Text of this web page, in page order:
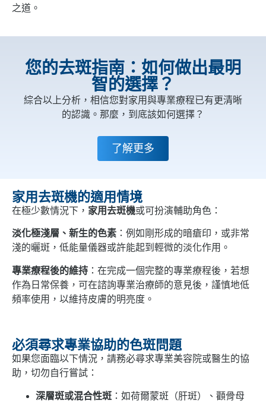
之道。
您的去斑指南：如何做出最明
智的選擇？
綜合以上分析，相信您對家用與專業療程已有更清晰
的認識。那麼，到底該如何選擇？
了解更多
家用去斑機的適用情境
在極少數情況下， 家用去斑機或可扮演輔助角色：
淡化極淺層、新生的色素 ：例如剛形成的暗瘡印，或非常
淺的曬斑，低能量儀器或許能起到輕微的淡化作用。
專業療程後的維持 ：在完成一個完整的專業療程後，若想
作為日常保養，可在諮詢專業治療師的意見後，謹慎地低
頻率使用，以維持皮膚的明亮度。
必須尋求專業協助的色斑問題
如果您面臨以下情況，請務必尋求專業美容院或醫生的協
助，切勿自行嘗試：
深層斑或混合性斑 ：如荷爾蒙斑（肝斑）、顴骨母